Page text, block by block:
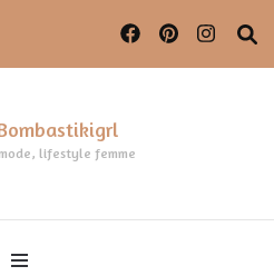
lifestyle femme